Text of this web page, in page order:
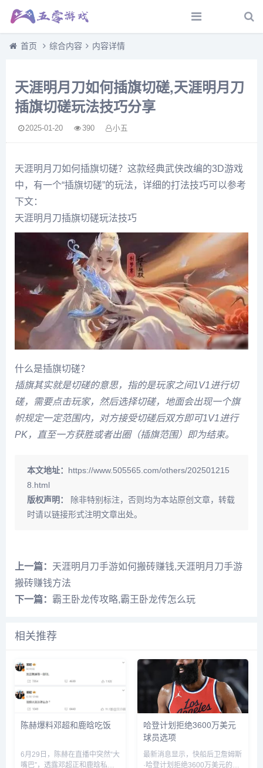
首页 综合内容 内容详情
天涯明月刀如何插旗切磋,天涯明月刀
插旗切磋玩法技巧分享
2025-01-20 390 小五
天涯明月刀如何插旗切磋？这款经典武侠改编的3D游戏
中，有一个“插旗切磋”的玩法，详细的打法技巧可以参考
下文：
天涯明月刀插旗切磋玩法技巧
什么是插旗切磋？
插旗其实就是切磋的意思，指的是玩家之间1V1进行切
磋，需要点击玩家，然后选择切磋，地面会出现一个旗
帜规定一定范围内，对方接受切磋后双方即可1V1进行
PK，直至一方获胜或者出圈（插旗范围）即为结束。
本文地址： https://www.505565.com/others/202501215
8.html
版权声明：
除非特别标注，否则均为本站原创文章，转载
时请以链接形式注明文章出处。
上一篇： 天涯明月刀手游如何搬砖赚钱,天涯明月刀手游
搬砖赚钱方法
下一篇： 霸王卧龙传攻略,霸王卧龙传怎么玩
相关推荐
陈赫爆料邓超和鹿晗吃饭
6月29日，陈赫在直播中突然“大
嘴巴”，透露邓超正和鹿晗私下
哈登计划拒绝3600万美元
球员选项
最新消息显示，快船后卫詹姆斯
·哈登计划拒绝3600万美元的球